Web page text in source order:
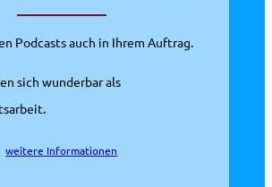
Podcasts auch in Ihrem Auftrag.
sich wunderbar als
weitere Informationen